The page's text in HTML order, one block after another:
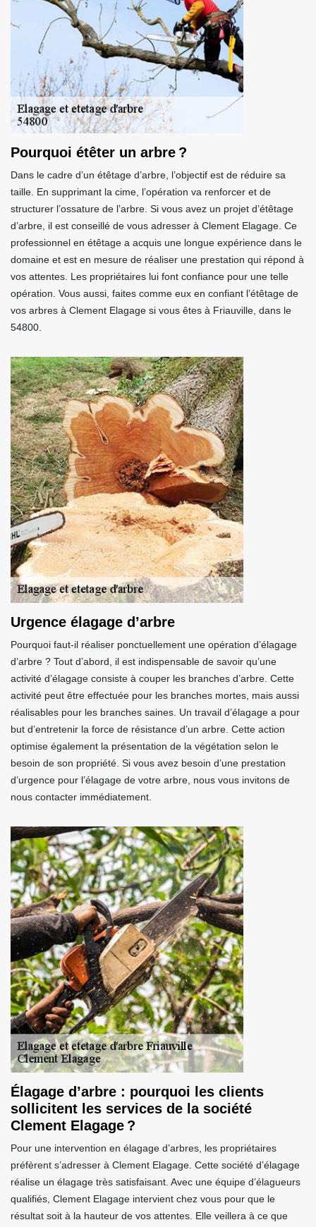
Pourquoi étêter un arbre ?
Dans le cadre d’un étêtage d’arbre, l’objectif est de réduire sa
taille. En supprimant la cime, l’opération va renforcer et de
structurer l’ossature de l’arbre. Si vous avez un projet d’étêtage
d’arbre, il est conseillé de vous adresser à Clement Elagage. Ce
professionnel en étêtage a acquis une longue expérience dans le
domaine et est en mesure de réaliser une prestation qui répond à
vos attentes. Les propriétaires lui font confiance pour une telle
opération. Vous aussi, faites comme eux en confiant l’étêtage de
vos arbres à Clement Elagage si vous êtes à Friauville, dans le
54800.
Urgence élagage d’arbre
Pourquoi faut-il réaliser ponctuellement une opération d’élagage
d’arbre ? Tout d’abord, il est indispensable de savoir qu’une
activité d’élagage consiste à couper les branches d’arbre. Cette
activité peut être effectuée pour les branches mortes, mais aussi
réalisables pour les branches saines. Un travail d’élagage a pour
but d’entretenir la force de résistance d’un arbre. Cette action
optimise également la présentation de la végétation selon le
besoin de son propriété. Si vous avez besoin d’une prestation
d’urgence pour l’élagage de votre arbre, nous vous invitons de
nous contacter immédiatement.
Élagage d’arbre : pourquoi les clients
sollicitent les services de la société
Clement Elagage ?
Pour une intervention en élagage d’arbres, les propriétaires
préfèrent s’adresser à Clement Elagage. Cette société d’élagage
réalise un élagage très satisfaisant. Avec une équipe d’élagueurs
qualifiés, Clement Elagage intervient chez vous pour que le
résultat soit à la hauteur de vos attentes. Elle veillera à ce que